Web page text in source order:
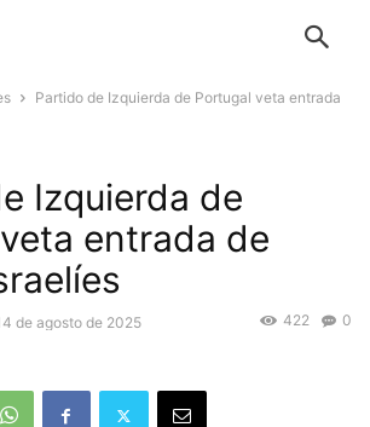
Partido de Izquierda de Portugal veta entrada
Izquierda de
entrada de
de agosto de 2025 0
422